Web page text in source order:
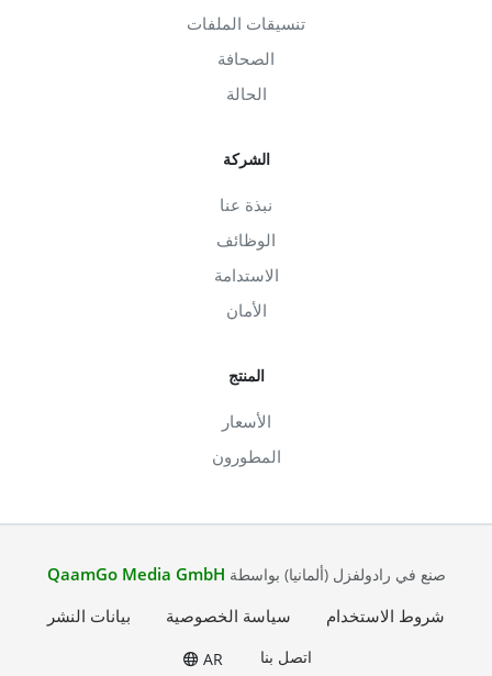
تنسيقات الملفات
الصحافة
الحالة
الشركة
نبذة عنا
الوظائف
الاستدامة
الأمان
المنتج
الأسعار
المطورون
صنع في رادولفزل (ألمانيا) بواسطة QaamGo Media GmbH
شروط الاستخدام
سياسة الخصوصية بيانات النشر
اتصل بنا AR